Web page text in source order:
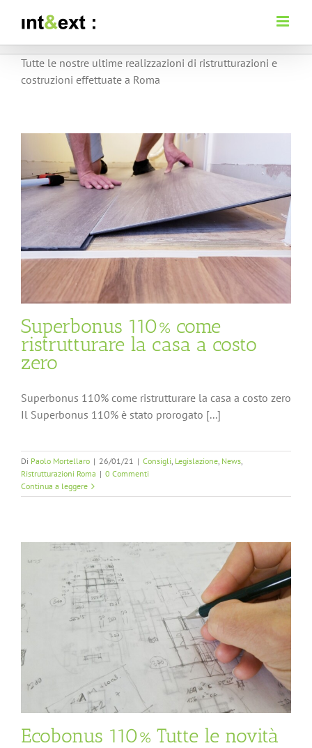
contenuto
Tutte le nostre ultime realizzazioni di ristrutturazioni e
costruzioni effettuate a Roma
Superbonus 110% come
ristrutturare la casa a costo
zero
Superbonus 110% come ristrutturare la casa a costo zero
Il Superbonus 110% è stato prorogato [...]
Di Paolo Mortellaro | 26/01/21 | Consigli, Legislazione, News,
Ristrutturazioni Roma | 0 Commenti
Continua a leggere
Ecobonus 110% Tutte le novità